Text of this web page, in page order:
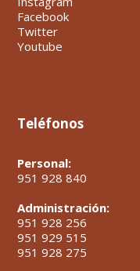
Facebook
Twitter
Youtube
Teléfonos
Personal:
951 928 840
Administración:
951 928 256
951 929 515
951 928 275